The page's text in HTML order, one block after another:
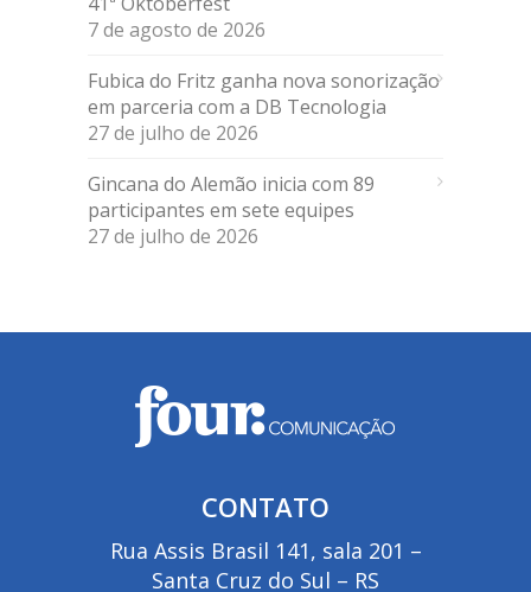
7 de agosto de 2026
Fubica do Fritz ganha nova sonorização
em parceria com a DB Tecnologia
27 de julho de 2026
Gincana do Alemão inicia com 89
participantes em sete equipes
27 de julho de 2026
CONTATO
Rua Assis Brasil 141, sala 201 –
Santa Cruz do Sul – RS